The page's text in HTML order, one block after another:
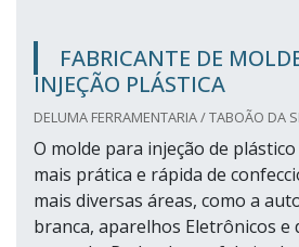
FABRICANTE DE
INJEÇÃO PLÁSTICA
DELUMA FERRAMENTARIA / TABOÃO DA
O molde para injeção de
mais prática e rápida de
mais diversas áreas, como a
branca, aparelhos Eletrônicos